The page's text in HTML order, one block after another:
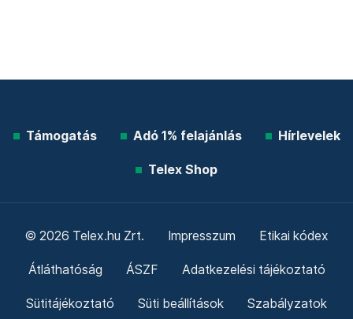
Támogatás Adó 1% felajánlás Hírlevelek
Telex Shop
© 2026 Telex.hu Zrt. Impresszum Etikai kódex
Átláthatóság ÁSZF Adatkezelési tájékoztató
Sütitájékoztató Süti beállítások Szabályzatok